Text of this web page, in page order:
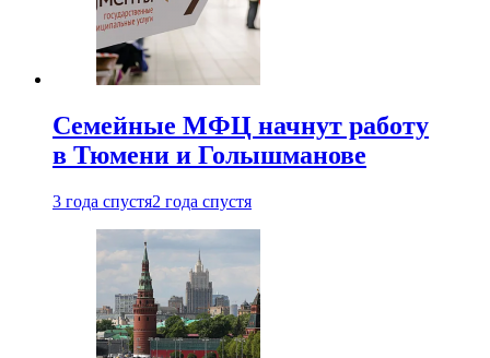
Семейные МФЦ начнут работу
в Тюмени и Голышманове
3 года спустя2 года спустя